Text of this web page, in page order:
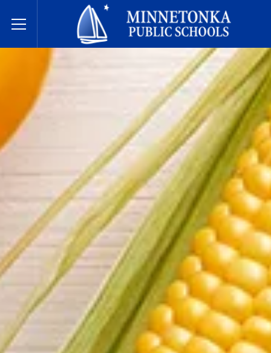
Toggle Menu
Minnetonka davlat maktablari